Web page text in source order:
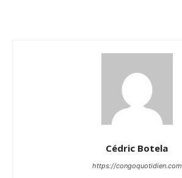
Cédric Botela
https://congoquotidien.com